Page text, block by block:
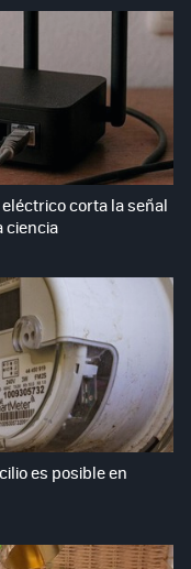
corta la señal
ciencia
es posible en